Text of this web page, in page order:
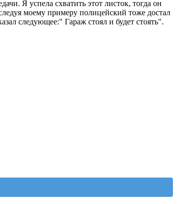
Я успела схватить этот листок, тогда он
моему примеру полицейский тоже достал
следующее:" Гараж стоял и будет стоять".